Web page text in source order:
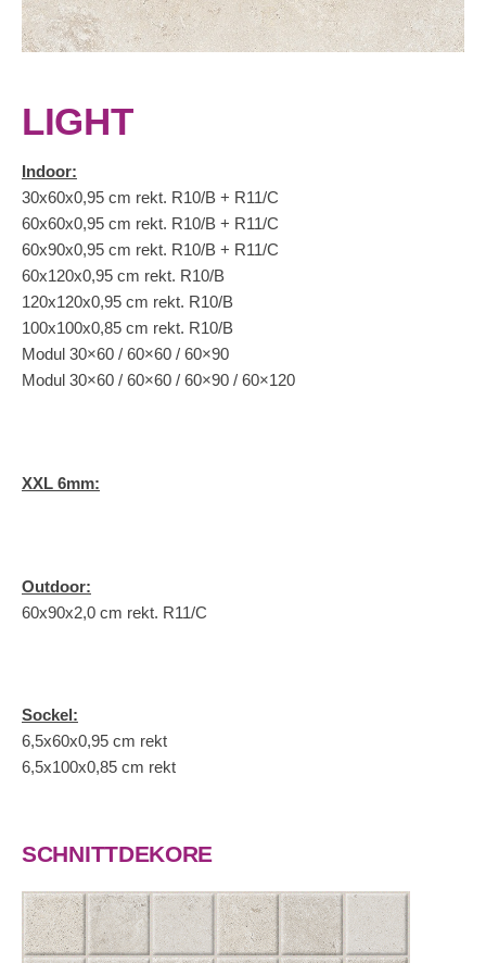
LIGHT
Indoor:
30x60x0,95 cm rekt. R10/B + R11/C
60x60x0,95 cm rekt. R10/B + R11/C
60x90x0,95 cm rekt. R10/B + R11/C
60x120x0,95 cm rekt. R10/B
120x120x0,95 cm rekt. R10/B
100x100x0,85 cm rekt. R10/B
Modul 30×60 / 60×60 / 60×90
Modul 30×60 / 60×60 / 60×90 / 60×120
XXL 6mm:
Outdoor:
60x90x2,0 cm rekt. R11/C
Sockel:
6,5x60x0,95 cm rekt
6,5x100x0,85 cm rekt
SCHNITTDEKORE